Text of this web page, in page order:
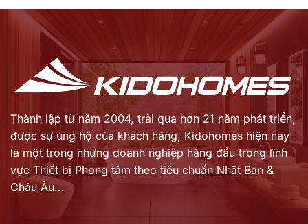
13.402.000 ₫.
10.832.000 ₫.
Thành lập từ năm 2004, trải qua hơn 21 năm phát triển,
được sự ủng hộ của khách hàng, Kidohomes hiện nay
là một trong những doanh nghiệp hàng đầu trong lĩnh
vực Thiết bị Phòng tắm theo tiêu chuẩn Nhật Bản &
Châu Âu...